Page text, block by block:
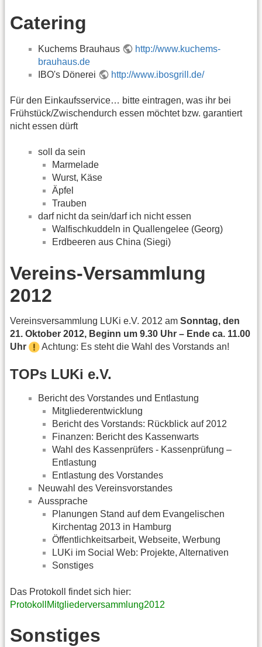
Catering
Kuchems Brauhaus
http://www.kuchems-
brauhaus.de
IBO's Dönerei
http://www.ibosgrill.de/
Für den Einkaufsservice… bitte eintragen, was ihr bei
Frühstück/Zwischendurch essen möchtet bzw. garantiert
nicht essen dürft
soll da sein
Marmelade
Wurst, Käse
Äpfel
Trauben
darf nicht da sein/darf ich nicht essen
Walfischkuddeln in Quallengelee (Georg)
Erdbeeren aus China (Siegi)
Vereins-Versammlung
2012
Vereinsversammlung LUKi e.V. 2012 am Sonntag, den
21. Oktober 2012, Beginn um 9.30 Uhr – Ende ca. 11.00
Uhr
Achtung: Es steht die Wahl des Vorstands an!
TOPs LUKi e.V.
Bericht des Vorstandes und Entlastung
Mitgliederentwicklung
Bericht des Vorstands: Rückblick auf 2012
Finanzen: Bericht des Kassenwarts
Wahl des Kassenprüfers - Kassenprüfung –
Entlastung
Entlastung des Vorstandes
Neuwahl des Vereinsvorstandes
Aussprache
Planungen Stand auf dem Evangelischen
Kirchentag 2013 in Hamburg
Öffentlichkeitsarbeit, Webseite, Werbung
LUKi im Social Web: Projekte, Alternativen
Sonstiges
Das Protokoll findet sich hier:
ProtokollMitgliederversammlung2012
Sonstiges